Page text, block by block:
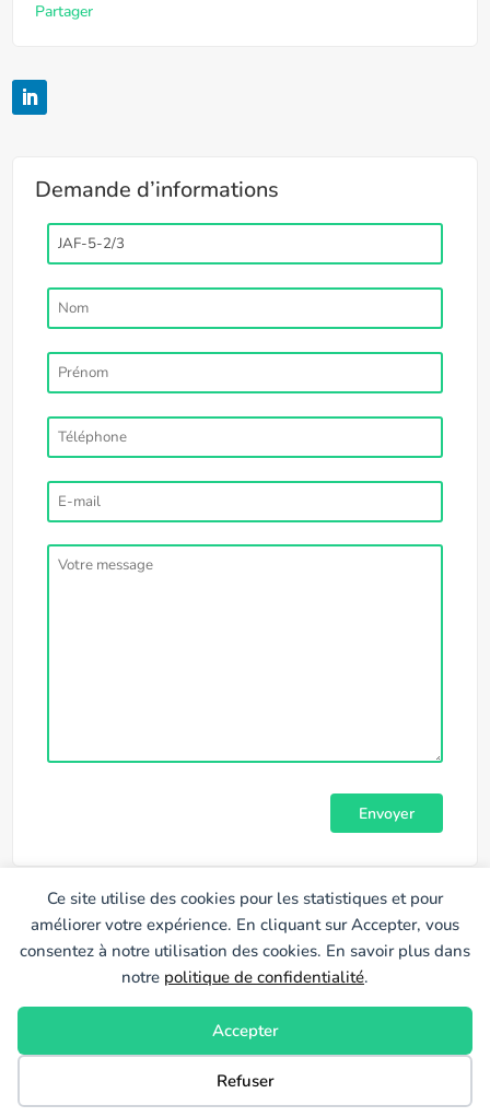
Ce site utilise des cookies pour les statistiques et pour
améliorer votre expérience. En cliquant sur Accepter, vous
consentez à notre utilisation des cookies. En savoir plus dans
notre politique de confidentialité.
Accepter
Refuser
Partager
Demande d’informations
Location appartement étudiant
réalisation : Netcreative